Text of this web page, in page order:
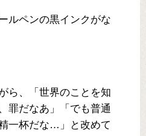
ルペンの黒インクがな
ら、「世界のことを知
罪だなあ」「でも普通
一杯だな…」と改めて